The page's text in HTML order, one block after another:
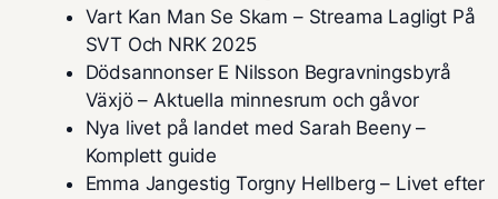
Vart Kan Man Se Skam – Streama Lagligt På
SVT Och NRK 2025
Dödsannonser E Nilsson Begravningsbyrå
Växjö – Aktuella minnesrum och gåvor
Nya livet på landet med Sarah Beeny –
Komplett guide
Emma Jangestig Torgny Hellberg – Livet efter